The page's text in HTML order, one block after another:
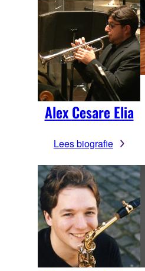
Alex Cesare Elia
Lees biografie